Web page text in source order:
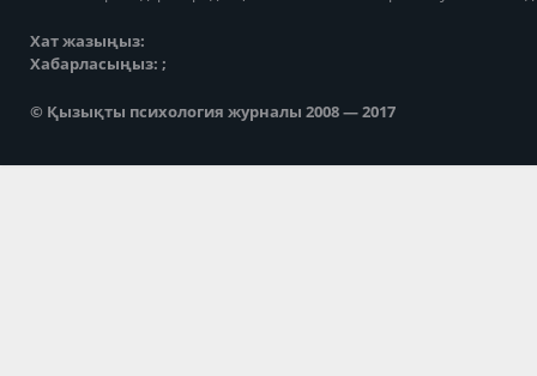
Хат жазыңыз:
Хабарласыңыз: ;
© Қызықты психология журналы 2008 — 2017